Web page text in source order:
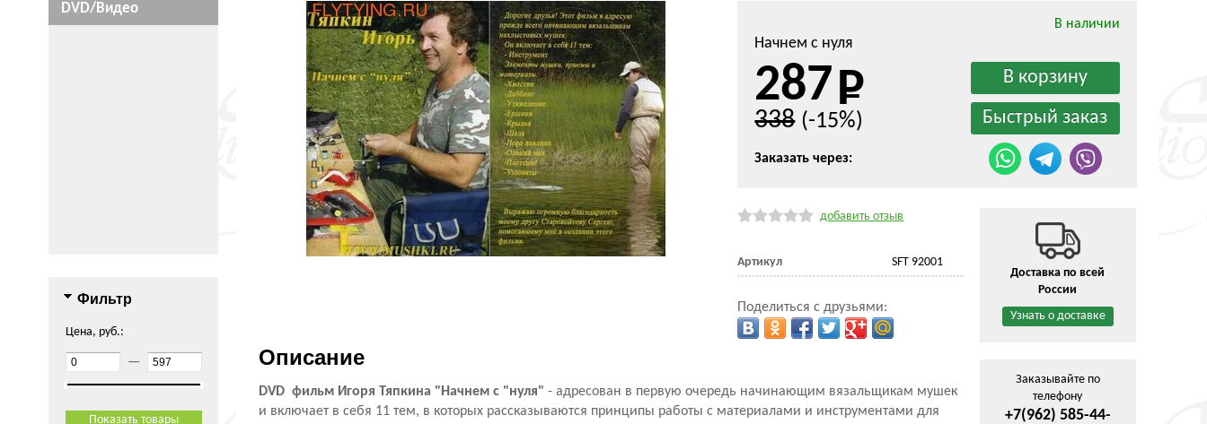
DVD/Видео
Фильтр
Цена, руб.:
—
В наличии
Начнем с нуля
287
338 (-15%)
Заказать через:
добавить отзыв
Артикул SFT 92001
Поделиться с друзьями:
Описание
DVD фильм Игоря Тяпкина "Начнем с "нуля" - адресован в первую очередь начинающим вязальщикам мушек
и включает в себя 11 тем, в которых рассказываются принципы работы с материалами и инструментами для
Доставка по всей
России
Узнать о доставке
Заказывайте по
телефону
+7(962) 585-44-